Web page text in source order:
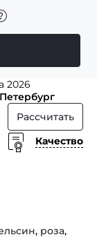
2026
Рассчитать
Качество
, роза,